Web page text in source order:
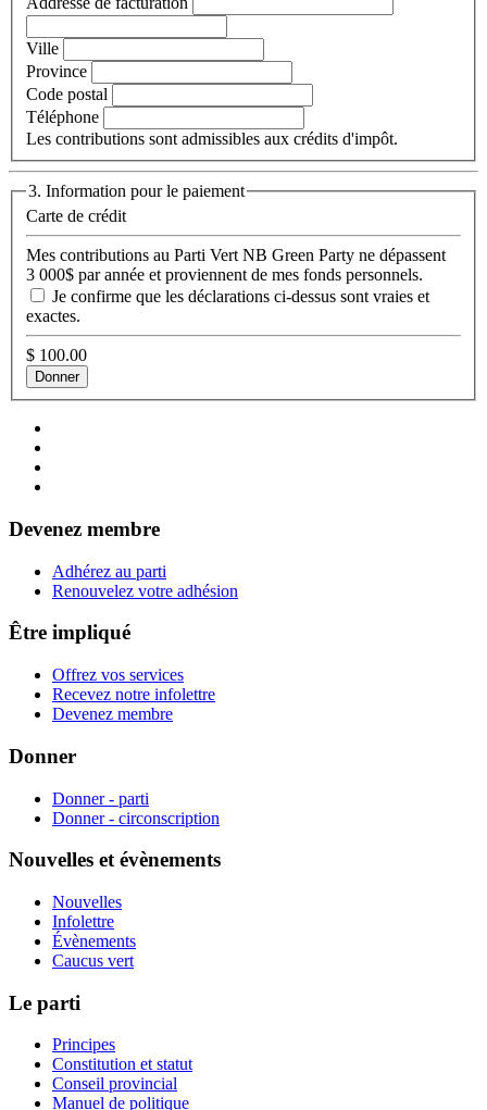
Ville
Province
Code postal
Téléphone
Les contributions sont admissibles aux crédits d'impôt.
3. Information pour le paiement
Carte de crédit
Mes contributions au Parti Vert NB Green Party ne dépassent
3 000$ par année et proviennent de mes fonds personnels.
Je confirme que les déclarations ci-dessus sont vraies et
exactes.
$ 100.00
Devenez membre
Adhérez au parti
Renouvelez votre adhésion
Être impliqué
Offrez vos services
Recevez notre infolettre
Devenez membre
Donner
Donner - parti
Donner - circonscription
Nouvelles et évènements
Nouvelles
Infolettre
Évènements
Caucus vert
Le parti
Principes
Constitution et statut
Conseil provincial
Manuel de politique